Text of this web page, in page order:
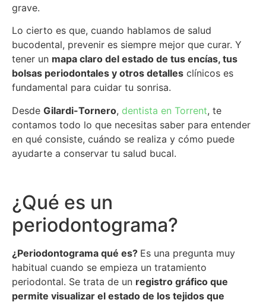
grave.
Lo cierto es que, cuando hablamos de salud
bucodental, prevenir es siempre mejor que curar. Y
tener un mapa claro del estado de tus encías, tus
bolsas periodontales y otros detalles clínicos es
fundamental para cuidar tu sonrisa.
Desde Gilardi-Tornero, dentista en Torrent, te
contamos todo lo que necesitas saber para entender
en qué consiste, cuándo se realiza y cómo puede
ayudarte a conservar tu salud bucal.
¿Qué es un
periodontograma?
¿Periodontograma qué es? Es una pregunta muy
habitual cuando se empieza un tratamiento
periodontal. Se trata de un registro gráfico que
permite visualizar el estado de los tejidos que